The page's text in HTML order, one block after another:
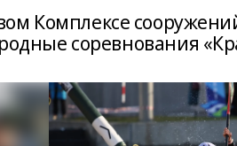
Комплексе
соревнования